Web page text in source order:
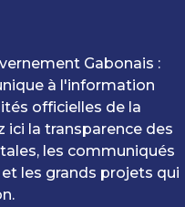
Gabonais :
à l'information
officielles de la
ici la transparence des
les communiqués
les grands projets qui